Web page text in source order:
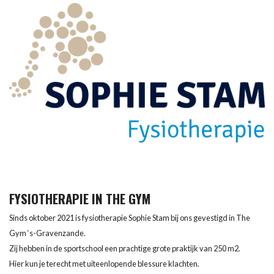
FYSIOTHERAPIE IN THE GYM
Sinds oktober 2021 is fysiotherapie Sophie Stam bij ons gevestigd in The
Gym ‘s-Gravenzande.
Zij hebben in de sportschool een prachtige grote praktijk van 250 m2.
Hier kun je terecht met uiteenlopende blessure klachten.